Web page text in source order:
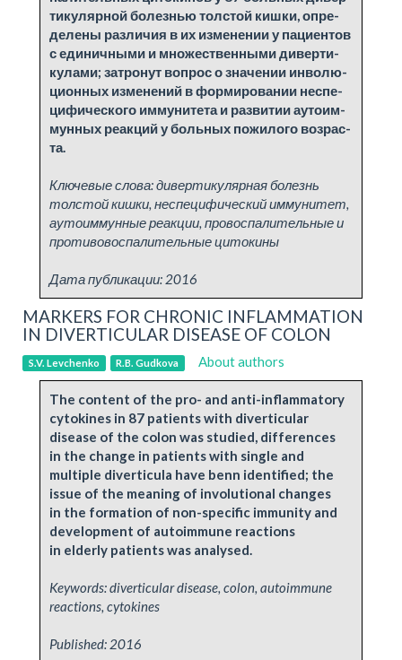
ти­ку­ляр­ной бо­лез­нью тол­стой киш­ки, опре­
де­ле­ны раз­личия в их из­ме­не­нии у па­ци­ен­тов
с еди­нич­ны­ми и мно­же­ствен­ны­ми ди­вер­ти­
ку­ла­ми; за­тро­нут во­прос о зна­че­нии ин­во­лю­
ци­он­ных из­ме­не­ний в фор­миро­ва­нии не­спе­
ци­фи­че­ско­го им­му­ни­те­та и раз­ви­тии ауто­им­
мун­ных ре­ак­ций у боль­ных по­жило­го воз­рас­
та.
Ключевые слова:дивертикулярная болезнь
толстой кишки, неспецифический иммунитет,
аутоиммунные реакции, провоспалительные и
противовоспалительные цитокины
Дата публикации: 2016
MARKERS FOR CHRONIC INFLAMMATION
IN DIVERTICULAR DISEASE OF COLON
S.V. Levchenko R.B. Gudkova About authors
The content of the pro- and anti-inflammatory
cytokines in 87 patients with diverticular
disease of the colon was studied, differences
in the change in patients with single and
multiple diverticula have benn identified; the
issue of the meaning of involutional changes
in the formation of non-specific immunity and
development of autoimmune reactions
in elderly patients was analysed.
Keywords: diverticular disease, colon, autoimmune
reactions, cytokines
Published: 2016